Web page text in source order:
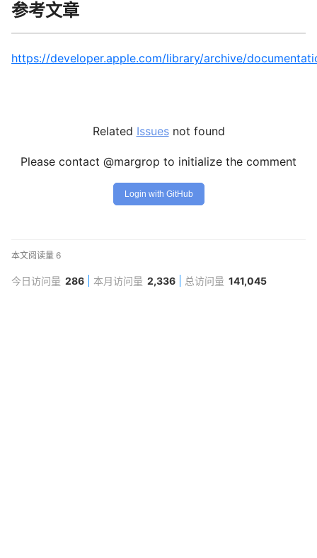
参考文章
https://developer.apple.com/library/archive/
Related Issuesnot found
Please contact @margrop to initialize the comment
Login with GitHub
本文阅读量 6
今日访问量 286 本月访问量 2,336 总访问量 141,045